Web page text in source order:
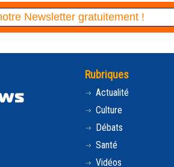
Rubriques
Actualité
Culture
Débats
Santé
Vidéos